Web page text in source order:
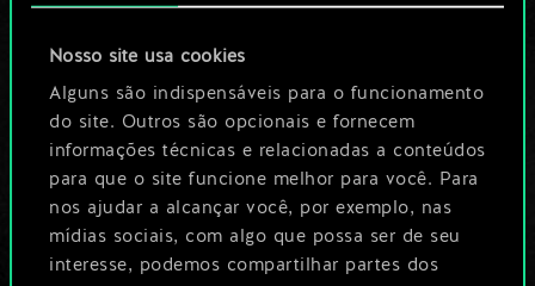
Nosso site usa cookies
Alguns são indispensáveis para o funcionamento
do site. Outros são opcionais e fornecem
informações técnicas e relacionadas a conteúdos
para que o site funcione melhor para você. Para
nos ajudar a alcançar você, por exemplo, nas
mídias sociais, com algo que possa ser de seu
interesse, podemos compartilhar partes dos
compartilhado.
No entanto, dá para
ser muito mais!
Dê um nome para este baralho e crie
um guia